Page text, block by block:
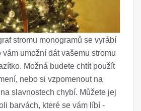
stromu monogramů se vyrábí
vám umožní dát vašemu stromu
Možná budete chtít použít
nebo si vzpomenout na
slavnostech chybí. Můžete jej
barvách, které se vám líbí -